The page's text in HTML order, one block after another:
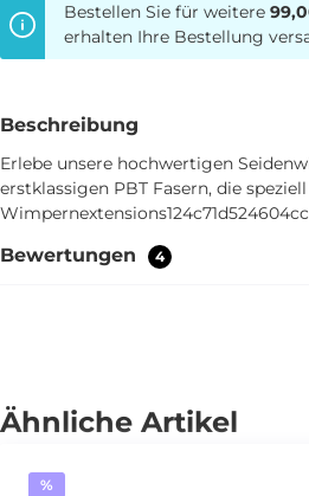
Bestellen Sie für weitere
erhalten Ihre Bestellung
Beschreibung
Erlebe unsere hochwertigen
erstklassigen PBT Fasern, die
Bewertungen 4
Ähnliche Artikel
%